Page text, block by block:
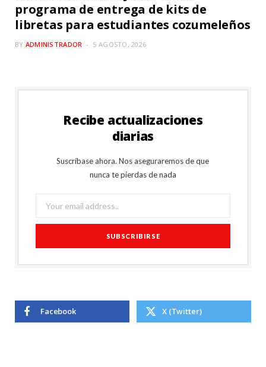
programa de entrega de kits de
libretas para estudiantes cozumeleños
BY ADMINISTRADOR 5 AGOSTO, 2026
Recibe actualizaciones
diarias
Suscríbase ahora. Nos aseguraremos de que
nunca te pierdas de nada
Facebook X (Twitter)